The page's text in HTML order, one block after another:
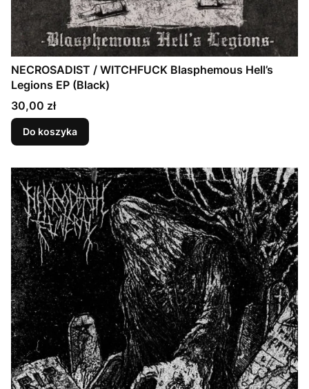
NECROSADIST / WITCHFUCK Blasphemous Hell’s
Legions EP (Black)
Cena
30,00 zł
Do koszyka